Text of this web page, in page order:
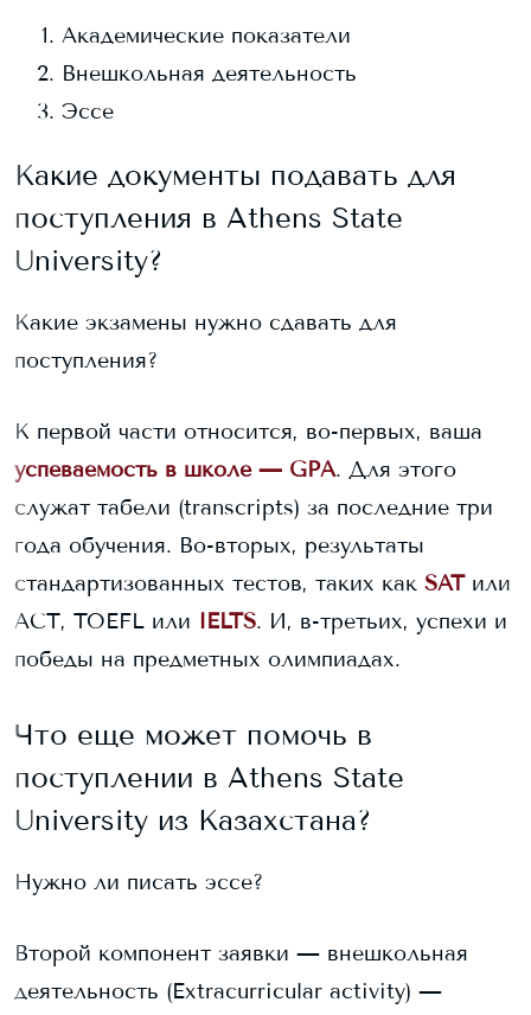
Академические показатели
Внешкольная деятельность
Эссе
Какие документы подавать для
поступления в Athens State
University?
Какие экзамены нужно сдавать для
поступления?
К первой части относится, во-первых, ваша
успеваемость в школе — GPA. Для этого
служат табели (transcripts) за последние три
года обучения. Во-вторых, результаты
стандартизованных тестов, таких как SAT или
ACT, TOEFL или IELTS. И, в-третьих, успехи и
победы на предметных олимпиадах.
Что еще может помочь в
поступлении в Athens State
University из Казахстана?
Нужно ли писать эссе?
Второй компонент заявки — внешкольная
деятельность (Extracurricular activity) —